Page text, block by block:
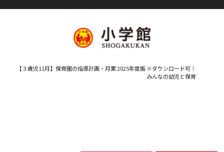
【３歳児11月】保育園の指導計画・月案 2025年度版 ※ダウンロード可｜
みんなの幼児と保育